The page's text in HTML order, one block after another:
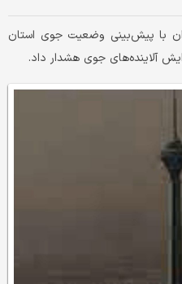
با پیش‌بینی وضعیت جوی استان
آلاینده‌های جوی هشدار داد.